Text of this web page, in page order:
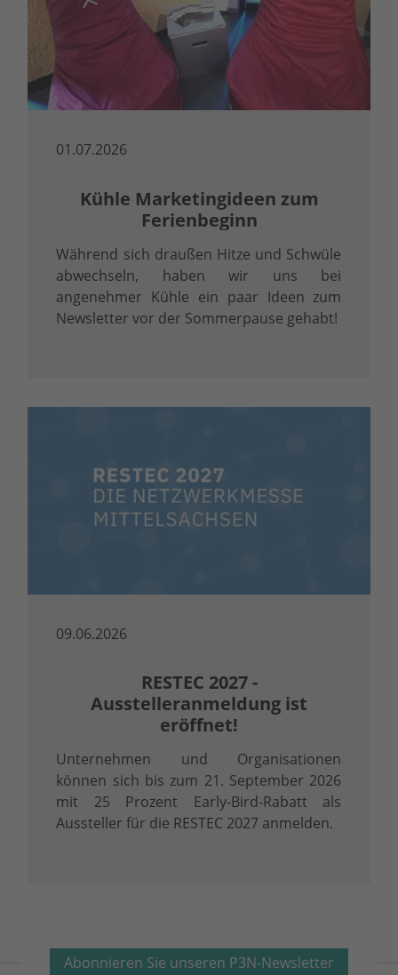
01.07.2026
Kühle Marketingideen zum
Ferienbeginn
Während sich draußen Hitze und Schwüle
abwechseln, haben wir uns bei
angenehmer Kühle ein paar Ideen zum
Newsletter vor der Sommerpause gehabt!
09.06.2026
RESTEC 2027 -
Ausstelleranmeldung ist
eröffnet!
Unternehmen und Organisationen
können sich bis zum 21. September 2026
mit 25 Prozent Early-Bird-Rabatt als
Aussteller für die RESTEC 2027 anmelden.
Abonnieren Sie unseren P3N-Newsletter